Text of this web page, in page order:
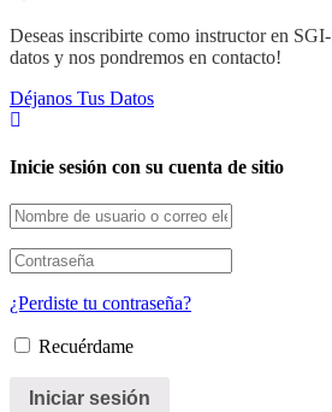
Deseas inscribirte como instructor en
datos y nos pondremos en contacto!
Déjanos Tus Datos
Inicie sesión con su cuenta de sitio
¿Perdiste tu contraseña?
Recuérdame